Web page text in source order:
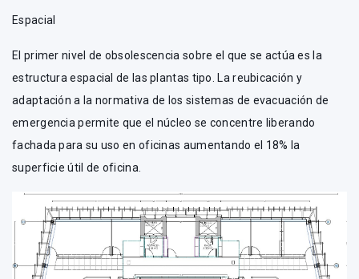
Espacial
El primer nivel de obsolescencia sobre el que se actúa es la
estructura espacial de las plantas tipo. La reubicación y
adaptación a la normativa de los sistemas de evacuación de
emergencia permite que el núcleo se concentre liberando
fachada para su uso en oficinas aumentando el 18% la
superficie útil de oficina.